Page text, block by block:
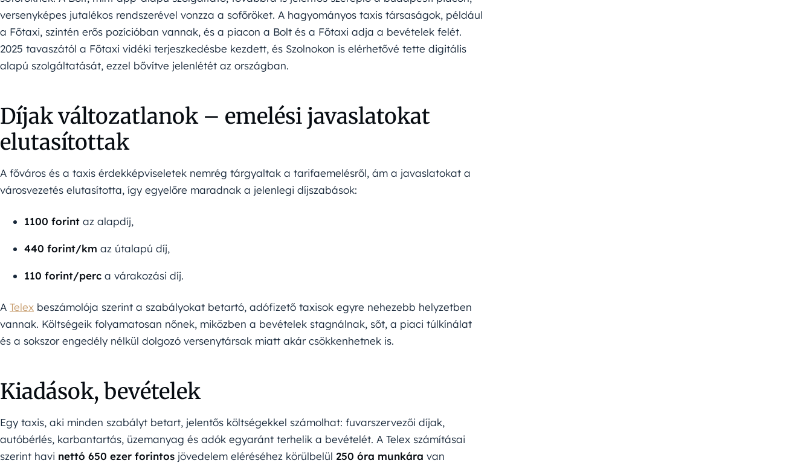
versenyképes jutalékos rendszerével vonzza a sofőröket. A hagyományos taxis társaságok, például
a Főtaxi, szintén erős pozícióban vannak, és a piacon a Bolt és a Főtaxi adja a bevételek felét.
2025 tavaszától a Főtaxi vidéki terjeszkedésbe kezdett, és Szolnokon is elérhetővé tette digitális
alapú szolgáltatását, ezzel bővítve jelenlétét az országban.
Díjak változatlanok – emelési javaslatokat
elutasítottak
A főváros és a taxis érdekképviseletek nemrég tárgyaltak a tarifaemelésről, ám a javaslatokat a
városvezetés elutasította, így egyelőre maradnak a jelenlegi díjszabások:
1100 forint az alapdíj,
440 forint/km az útalapú díj,
110 forint/perc a várakozási díj.
A Telex beszámolója szerint a szabályokat betartó, adófizető taxisok egyre nehezebb helyzetben
vannak. Költségeik folyamatosan nőnek, miközben a bevételek stagnálnak, sőt, a piaci túlkínálat
és a sokszor engedély nélkül dolgozó versenytársak miatt akár csökkenhetnek is.
Kiadások, bevételek
Egy taxis, aki minden szabályt betart, jelentős költségekkel számolhat: fuvarszervezői díjak,
autóbérlés, karbantartás, üzemanyag és adók egyaránt terhelik a bevételét. A Telex számításai
szerint havi nettó 650 ezer forintos jövedelem eléréséhez körülbelül 250 óra munkára van